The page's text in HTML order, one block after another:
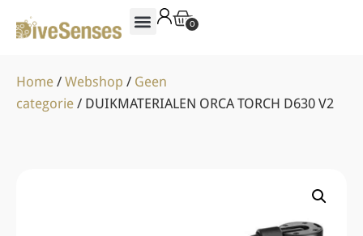
0
Home / Webshop / Geen
categorie / DUIKMATERIALEN ORCA TORCH D630 V2